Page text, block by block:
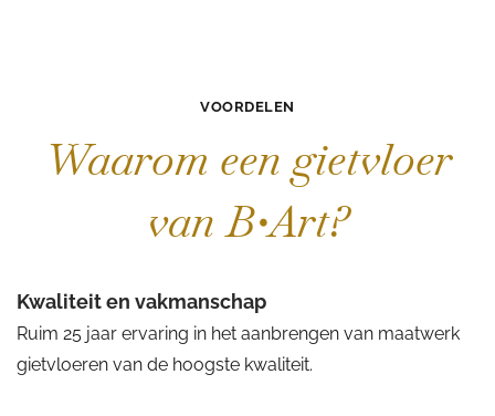
VOORDELEN
Waarom een gietvloer
van B•Art?
Kwaliteit en vakmanschap
Ruim 25 jaar ervaring in het aanbrengen van maatwerk
gietvloeren van de hoogste kwaliteit.